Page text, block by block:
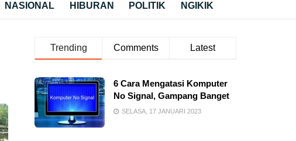
NASIONAL HIBURAN POLITIK NGIKIK
Trending Comments Latest
6 Cara Mengatasi Komputer
No Signal, Gampang Banget
SELASA, 17 JANUARI 2023